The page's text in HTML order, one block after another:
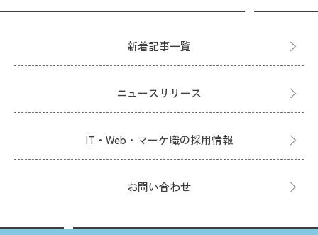
新着記事一覧
ニュースリリース
IT・Web・マーケ職の採用情報
お問い合わせ